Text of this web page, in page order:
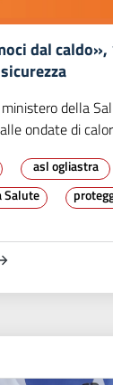
dal
della
ondate di
asl ogliastra
Salute